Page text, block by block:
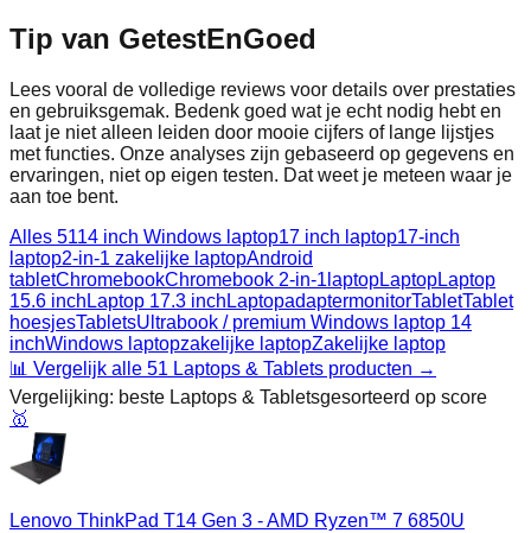
Tip van GetestEnGoed
Lees vooral de volledige reviews voor details over prestaties
en gebruiksgemak. Bedenk goed wat je echt nodig hebt en
laat je niet alleen leiden door mooie cijfers of lange lijstjes
met functies. Onze analyses zijn gebaseerd op gegevens en
ervaringen, niet op eigen testen. Dat weet je meteen waar je
aan toe bent.
Alles 5114 inch Windows laptop17 inch laptop17-inch
laptop2-in-1 zakelijke laptopAndroid
tabletChromebookChromebook 2-in-1 laptopLaptopLaptop
15.6 inch Laptop 17.3 inch LaptopadaptermonitorTabletTablet
hoesjesTabletsUltrabook / premium Windows laptop 14
inchWindows laptopzakelijke laptopZakelijke laptop
📊 Vergelijk alle 51 Laptops & Tablets producten →
Vergelijking: beste Laptops & Tabletsgesorteerd op score
🥇
Lenovo ThinkPad T14 Gen 3 - AMD Ryzen™ 7 6850U